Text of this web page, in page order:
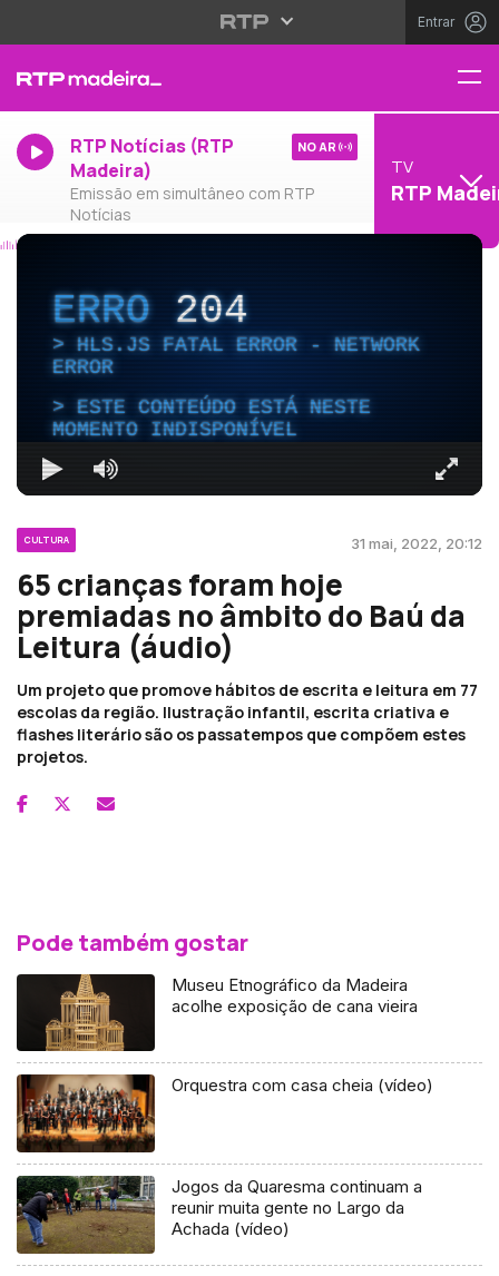
Entrar
RTP Notícias (RTP
Madeira)
Emissão em simultâneo com RTP
Notícias
NO AR
TV
RTP
ERRO204
HLS.JS FATAL ERROR - NETWORK
ERROR
ESTE CONTEÚDO ESTÁ NESTE
MOMENTO INDISPONÍVEL
CULTURA 31 mai, 2022, 20:12
65 crianças foram hoje
premiadas no âmbito do Baú da
Leitura (áudio)
Um projeto que promove hábitos de escrita e leitura em 77
escolas da região. Ilustração infantil, escrita criativa e
flashes literário são os passatempos que compõem estes
projetos.
Pode também gostar
Museu Etnográfico da Madeira
acolhe exposição de cana vieira
Orquestra com casa cheia (vídeo)
Jogos da Quaresma continuam a
reunir muita gente no Largo da
Achada (vídeo)